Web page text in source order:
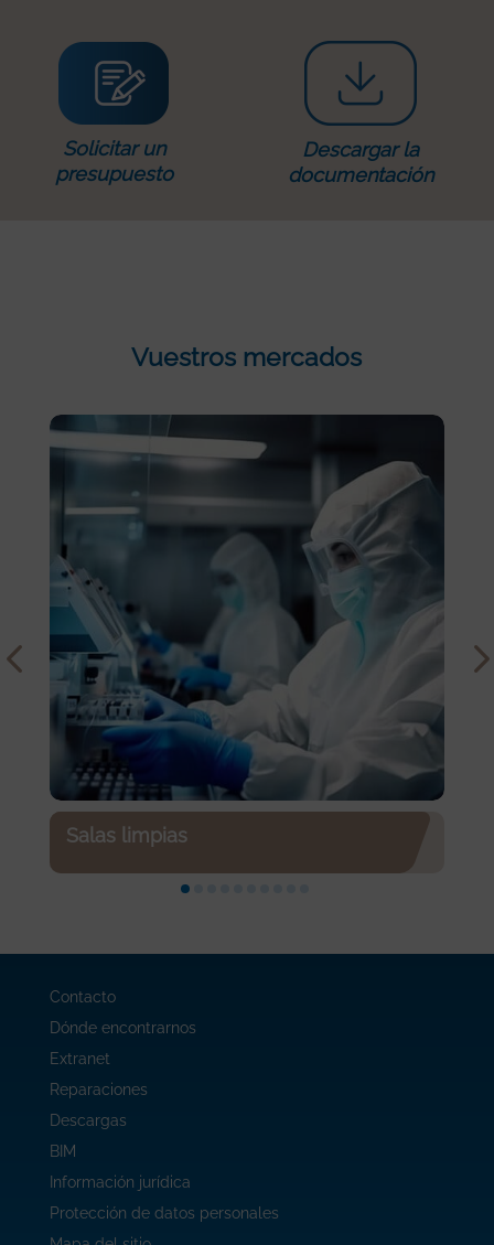
Solicitar un
presupuesto
Descargar la
documentación
Vuestros mercados
Salas limpias
Contacto
Dónde encontrarnos
Extranet
Reparaciones
Descargas
BIM
Información jurídica
Protección de datos personales